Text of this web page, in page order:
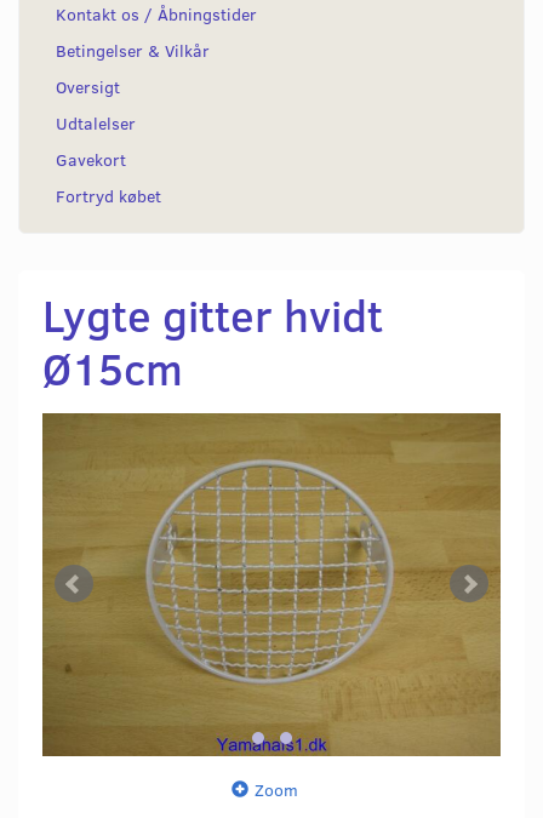
Kontakt os / Åbningstider
Betingelser & Vilkår
Oversigt
Udtalelser
Gavekort
Fortryd købet
Lygte gitter hvidt
Ø15cm
Zoom